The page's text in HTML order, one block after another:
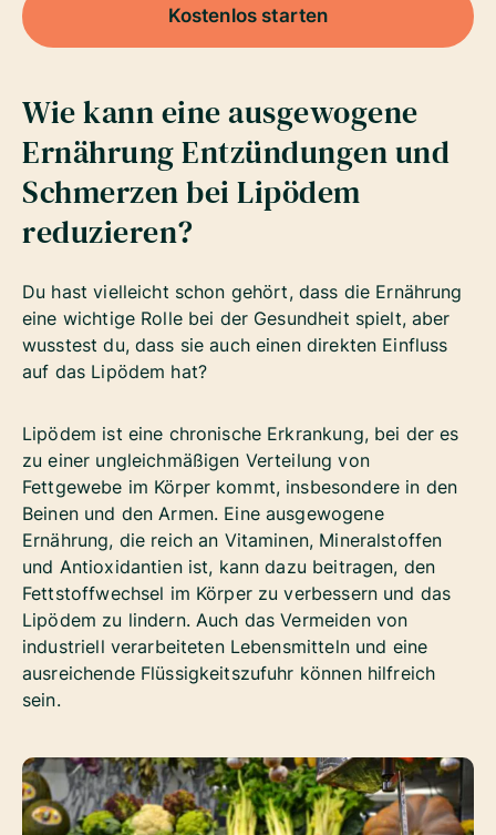
Kostenlos starten
Wie kann eine ausgewogene
Ernährung Entzündungen und
Schmerzen bei Lipödem
reduzieren?
Du hast vielleicht schon gehört, dass die Ernährung
eine wichtige Rolle bei der Gesundheit spielt, aber
wusstest du, dass sie auch einen direkten Einfluss
auf das Lipödem hat?
Lipödem ist eine chronische Erkrankung, bei der es
zu einer ungleichmäßigen Verteilung von
Fettgewebe im Körper kommt, insbesondere in den
Beinen und den Armen. Eine ausgewogene
Ernährung, die reich an Vitaminen, Mineralstoffen
und Antioxidantien ist, kann dazu beitragen, den
Fettstoffwechsel im Körper zu verbessern und das
Lipödem zu lindern. Auch das Vermeiden von
industriell verarbeiteten Lebensmitteln und eine
ausreichende Flüssigkeitszufuhr können hilfreich
sein.